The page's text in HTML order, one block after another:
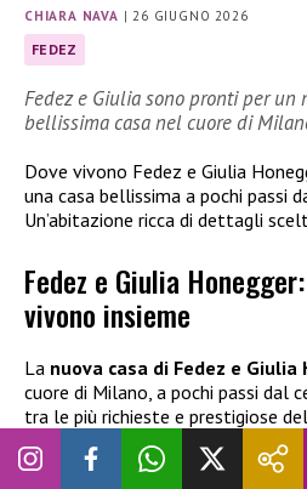
CHIARA NAVA | 26 GIUGNO 2026
FEDEZ
Fedez e Giulia sono pronti per un
bellissima casa nel cuore di
Dove vivono Fedez e Giulia
una casa bellissima a pochi passi
Un’abitazione ricca di dettagli
Fedez e Giulia
vivono insieme
La nuova casa di Fedez e Giulia
cuore di Milano, a pochi passi dal
tra le più richieste e prestigiose
recentemente ristrutturato, è
nido della coppia, che si prepara